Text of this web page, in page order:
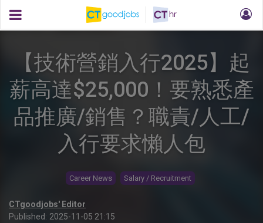
【技術營銷入行2025】起
薪高達$25,000！要熟悉產
品推廣/銷售？職責/人工/
入行要求懶人包
Career News Salary / Recruitment
CTgoodjobs' Editor
Published: 2025-11-05 21:15